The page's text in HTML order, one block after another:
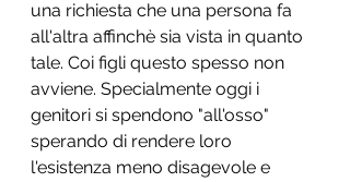
una richiesta che una persona fa
all'altra affinchè sia vista in quanto
tale. Coi figli questo spesso non
avviene. Specialmente oggi i
genitori si spendono "all'osso"
sperando di rendere loro
l'esistenza meno disagevole e